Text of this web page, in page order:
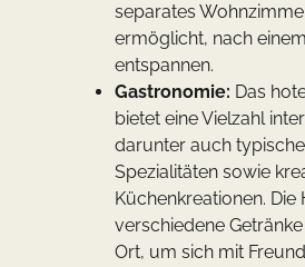
separates
ermöglicht, nach
entspannen.
Gastronomie: Das
bietet eine Vielzahl
darunter auch
Spezialitäten sowie
Küchenkreationen.
verschiedene
Ort, um sich mit